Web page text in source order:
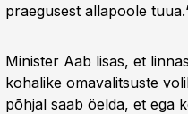
praegusest allapoole
Minister Aab lisas, et
kohalike omavalitsuste
põhjal saab öelda, et ega